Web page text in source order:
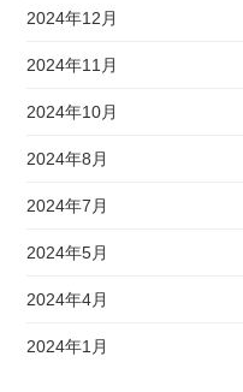
2024年12月
2024年11月
2024年10月
2024年8月
2024年7月
2024年5月
2024年4月
2024年1月